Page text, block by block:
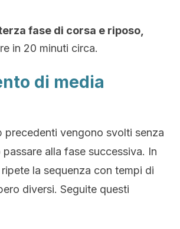
fase di corsa e riposo,
in 20 minuti circa.
di media
precedenti vengono svolti senza
alla fase successiva. In
la sequenza con tempi di
diversi. Seguite questi